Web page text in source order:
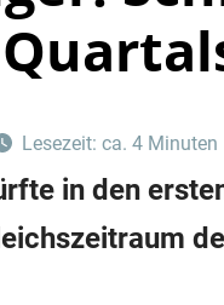
Lesezeit: ca. 4 Minuten
in den